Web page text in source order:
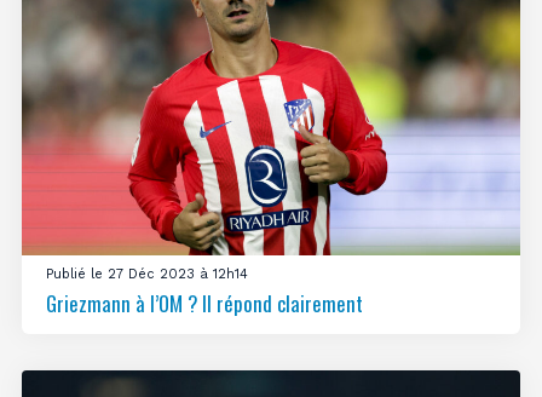
Publié le 27 Déc 2023 à 12h14
Griezmann à l’OM ? Il répond clairement